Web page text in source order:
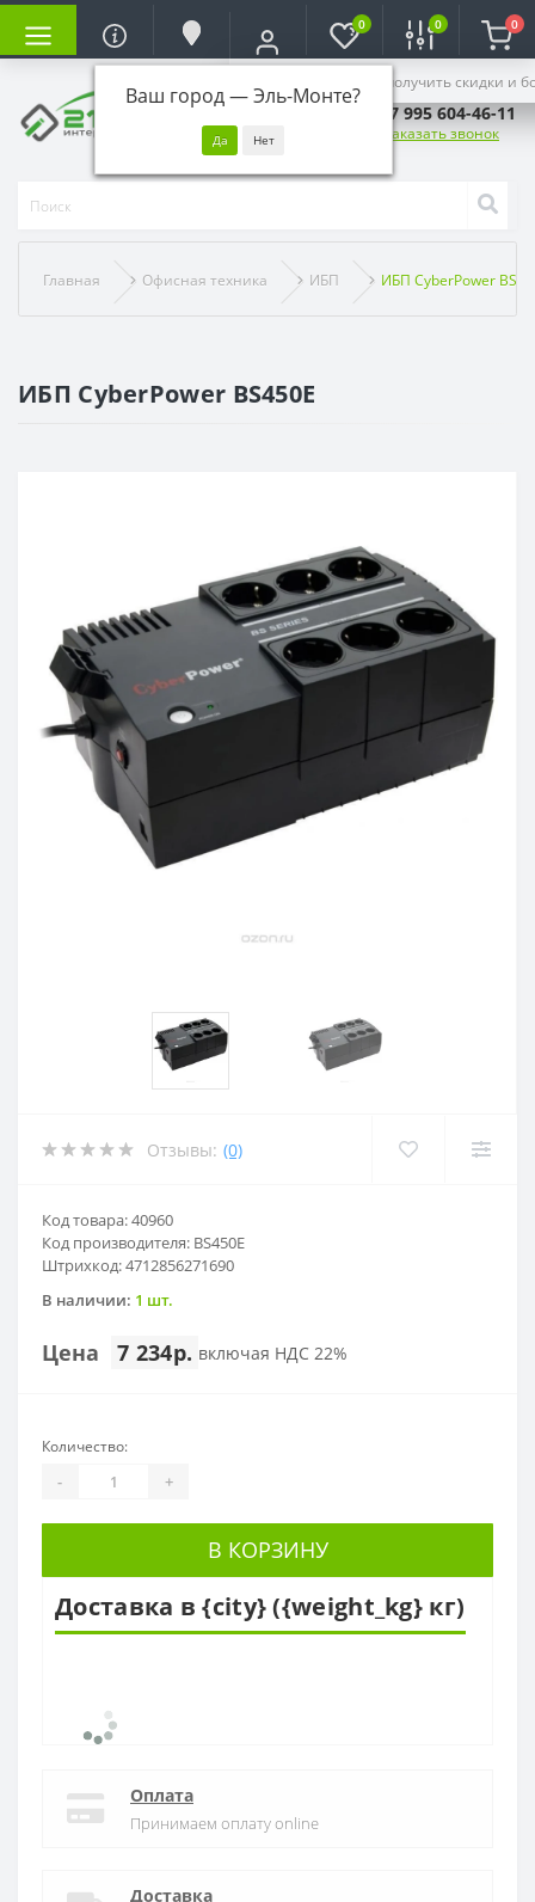
Ваш город —Эль-Монте?
Войдите, чтобы получить скидки и
0 0 0
+7 995 604-46-11
Заказать звонок
Главная Офисная техника ИБП ИБП CyberPower
ИБП CyberPower BS450E
Отзывы: (0)
Код товара: 40960
Код производителя: BS450E
Штрихкод: 4712856271690
В наличии: 1 шт.
Цена 7 234р. включая НДС 22%
Количество:
- +
В КОРЗИНУ
Доставка в {city} ({weight_kg} кг)
Оплата
Принимаем оплату online
Доставка